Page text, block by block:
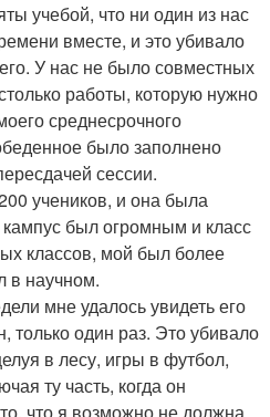
учебой, что ни один из нас
вместе, и это убивало
У нас не было совместных
работы, которую нужно
среднесрочного
было заполнено
сессии.
учеников, и она была
был огромным и класс
классов, мой был более
в научном.
мне удалось увидеть его
только один раз. Это убивало
в лесу, игры в футбол,
ту часть, когда он